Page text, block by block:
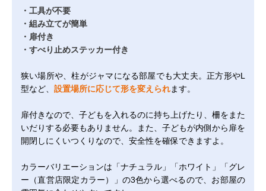
・工具が不要
・組み立てが簡単
・扉付き
・すべり止めステッカー付き
狭い場所や、柱がジャマになる部屋でも大丈夫。正方形やL
型など、 設置場所に応じて形を変えられます。
扉付きなので、子どもを入れるのに持ち上げたり、柵をまた
いだりする必要もありません。また、子どもが内側から扉を
開閉しにくいつくりなので、安全性を確保できますよ。
カラーバリエーションは「ナチュラル」「ホワイト」「グレ
ー（直営店限定カラー）」の3色から選べるので、お部屋の